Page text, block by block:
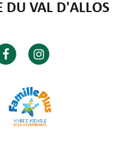
DU VAL D'ALLOS